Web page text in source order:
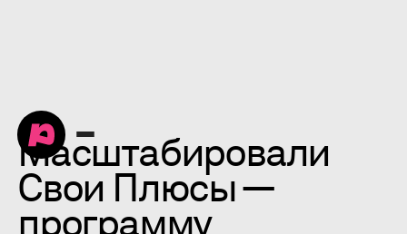
Масштабировали
Свои Плюсы —
программу